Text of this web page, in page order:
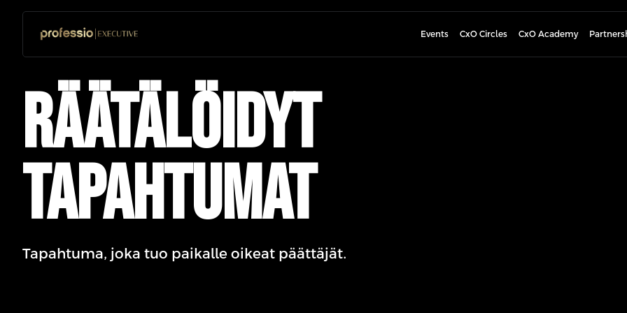
Events CxO Circles CxO Academy
Räätälöidyt
tapahtumat
Tapahtuma, joka tuo paikalle oikeat päättäjät.